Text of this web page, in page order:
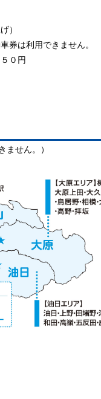
）
券は利用できません。
０円
ません。）